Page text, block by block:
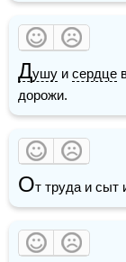
Душу и сердце
дорожи.
От труда и сыт